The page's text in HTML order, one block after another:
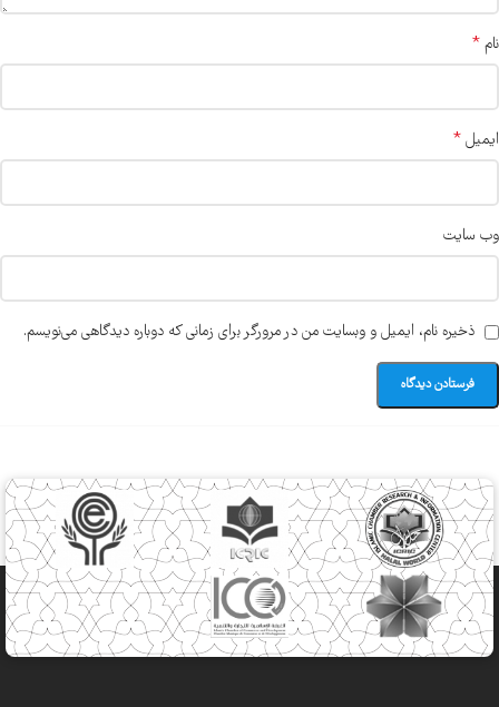
نام *
ایمیل *
وب‌ سایت
ذخیره نام، ایمیل و وبسایت من در مرورگر برای زمانی که دوباره دیدگاهی می‌نویسم.